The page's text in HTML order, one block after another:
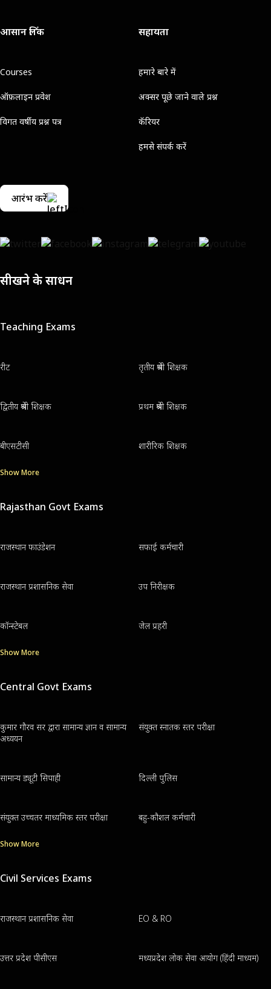
आसान लिंक
Courses
ऑफ़लाइन प्रवेश
विगत वर्षीय प्रश्न पत्र
सहायता
हमारे बारे में
अक्सर पूछे जाने वाले प्रश्न
कॅरियर
हमसे संपर्क करें
आरंभ करें
सीखने के साधन
Teaching Exams
रीट तृतीय श्रेणी शिक्षक
द्वितीय श्रेणी शिक्षक प्रथम श्रेणी शिक्षक
बीएसटीसी शारीरिक शिक्षक
Show More
Rajasthan Govt Exams
राजस्थान फाउंडेशन सफाई कर्मचारी
राजस्थान प्रशासनिक सेवा उप निरीक्षक
कॉन्स्टेबल जेल प्रहरी
Show More
Central Govt Exams
कुमार गौरव सर द्वारा सामान्य ज्ञान व सामान्य
अध्ययन
संयुक्त स्नातक स्तर परीक्षा
सामान्य ड्यूटी सिपाही दिल्ली पुलिस
संयुक्त उच्चतर माध्यमिक स्तर परीक्षा बहु-कौशल कर्मचारी
Show More
Civil Services Exams
राजस्थान प्रशासनिक सेवा EO & RO
उत्तर प्रदेश पीसीएस मध्यप्रदेश लोक सेवा आयोग (हिंदी माध्यम)